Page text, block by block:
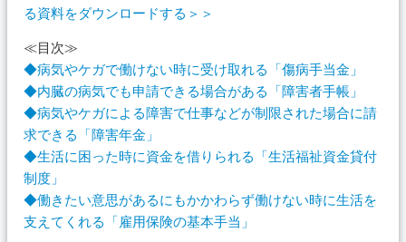
る資料をダウンロードする＞＞
≪目次≫
◆病気やケガで働けない時に受け取れる「傷病手当金」
◆内臓の病気でも申請できる場合がある「障害者手帳」
◆病気やケガによる障害で仕事などが制限された場合に請
求できる「障害年金」
◆生活に困った時に資金を借りられる「生活福祉資金貸付
制度」
◆働きたい意思があるにもかかわらず働けない時に生活を
支えてくれる「雇用保険の基本手当」